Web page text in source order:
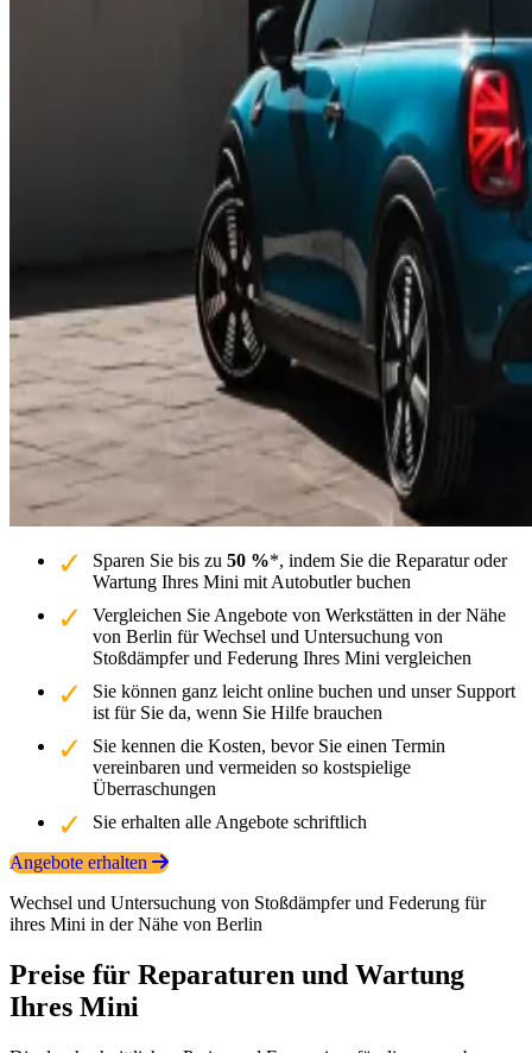
Sparen Sie bis zu 50 %*, indem Sie die Reparatur oder
Wartung Ihres Mini mit Autobutler buchen
Vergleichen Sie Angebote von Werkstätten in der Nähe
von Berlin für Wechsel und Untersuchung von
Stoßdämpfer und Federung Ihres Mini vergleichen
Sie können ganz leicht online buchen und unser Support
ist für Sie da, wenn Sie Hilfe brauchen
Sie kennen die Kosten, bevor Sie einen Termin
vereinbaren und vermeiden so kostspielige
Überraschungen
Sie erhalten alle Angebote schriftlich
Angebote erhalten
Wechsel und Untersuchung von Stoßdämpfer und Federung für
ihres Mini in der Nähe von Berlin
Preise für Reparaturen und Wartung
Ihres Mini